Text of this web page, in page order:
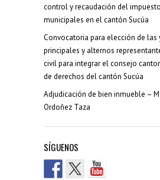
control y recaudación del
municipales en el cantón Sucúa
Convocatoria para elección de las
principales y alternos
civil para integrar el consejo
de derechos del cantón Sucúa
Adjudicación de bien inmueble –
Ordoñez Taza
SÍGUENOS